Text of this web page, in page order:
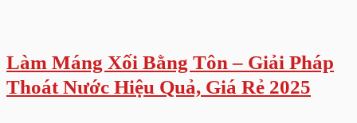
Làm Máng Xối Bằng Tôn – Giải Pháp
Thoát Nước Hiệu Quả, Giá Rẻ 2025